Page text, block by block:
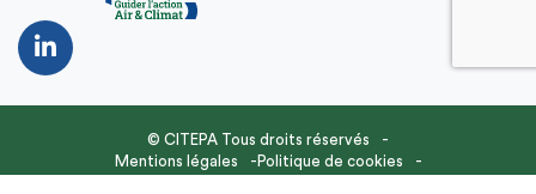
Presse Recrutement Formations
© CITEPA Tous droits réservés
Mentions légales
Politique de cookies